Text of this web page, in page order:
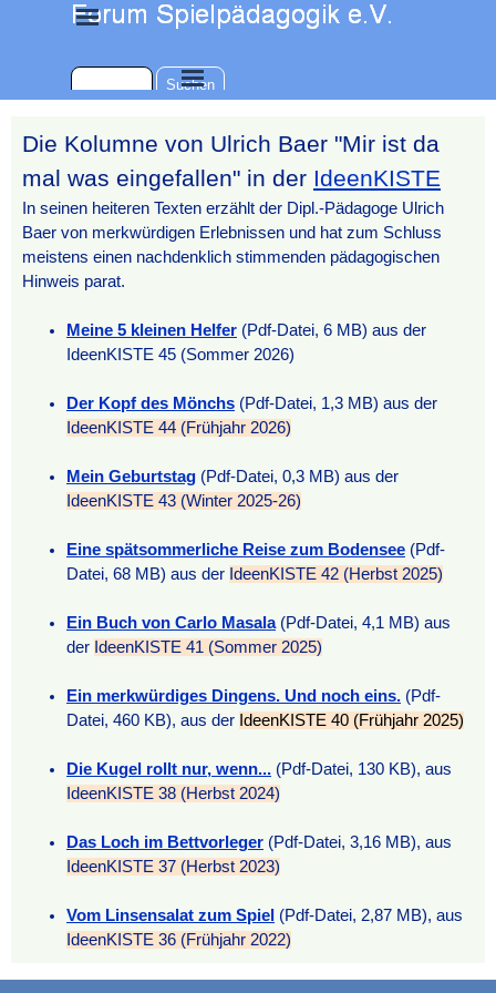
Direkt zum Seiteninhalt
Menü überspringen
Menü überspringen
Suchen
Die Kolumne von Ulrich Baer "Mir ist da
mal was eingefallen" in der IdeenKISTE
In seinen heiteren Texten erzählt der Dipl.-Pädagoge Ulrich
Baer von merkwürdigen Erlebnissen und hat zum Schluss
meistens einen nachdenklich stimmenden pädagogischen
Hinweis parat.
Meine 5 kleinen Helfer (Pdf-Datei, 6 MB) aus der
IdeenKISTE 45 (Sommer 2026)
Der Kopf des Mönchs (Pdf-Datei, 1,3 MB) aus der
IdeenKISTE 44 (Frühjahr 2026)
Mein Geburtstag (Pdf-Datei, 0,3 MB) aus der
IdeenKISTE 43 (Winter 2025-26)
Eine spätsommerliche Reise zum Bodensee (Pdf-
Datei, 68 MB) aus der IdeenKISTE 42 (Herbst 2025)
Ein Buch von Carlo Masala(Pdf-Datei, 4,1 MB) aus
der IdeenKISTE 41 (Sommer 2025)
Ein merkwürdiges Dingens. Und noch eins. (Pdf-
Datei, 460 KB), aus der IdeenKISTE 40 (Frühjahr 2025)
Die Kugel rollt nur, wenn... (Pdf-Datei, 130 KB), aus
IdeenKISTE 38 (Herbst 2024)
Das Loch im Bettvorleger (Pdf-Datei, 3,16 MB), aus
IdeenKISTE 37 (Herbst 2023)
Vom Linsensalat zum Spiel (Pdf-Datei, 2,87 MB), aus
IdeenKISTE 36 (Frühjahr 2022)